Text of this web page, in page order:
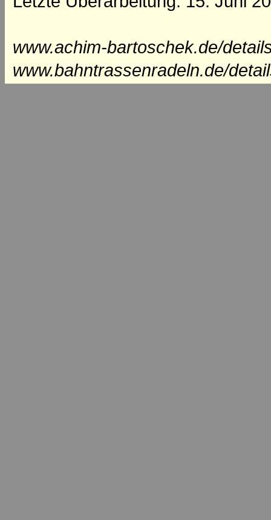
www.achim-bartoschek.de/
www.bahntrassenradeln.de/